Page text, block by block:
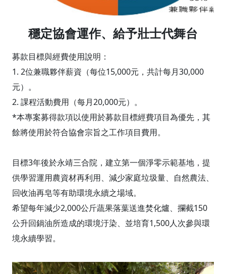
穩定協會運作、給予壯士代舞台
募款目標與經費使用說明：
1. 2位兼職夥伴薪資（每位15,000元，共計每月30,000
元）。
2. 課程活動費用（每月20,000元）。
*本專案募得款項以使用於募款目標經費項目為優先，其
餘將使用於符合協會宗旨之工作項目費用。
目標3年後於永靖三合院，建立第一個淨零示範基地，提
供學習運用農資材再利用、減少家庭垃圾量、自然農法、
回收油再皂等有助環境永續之場域。
希望每年減少2,000公斤蔬果落葉送進焚化爐、攔截150
公升回鍋油所造成的環境汙染、並培育1,500人次參與環
境永續學習。